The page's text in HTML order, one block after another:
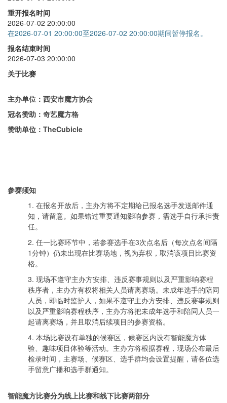
斜转
SQ1
智能魔方
+ 0
重开报名时间
2026-07-02 20:00:00
在2026-07-01 20:00:00至2026-07-02 20:00:00期间暂停报名。
报名结束时间
2026-07-03 20:00:00
关于比赛
主办单位：西安市魔方协会
冠名赞助：奇艺魔方格
赞助单位：TheCubicle
参赛须知
1. 在报名开放后，主办方将不定期给已报名选手发送邮件通
知，请留意。如果错过重要通知影响参赛，需选手自行承担责
任。
2. 任一比赛环节中，若参赛选手在3次点名后（每次点名间隔
1分钟）仍未出现在比赛场地，视为弃权，取消该项目比赛资
格。
3. 现场不遵守主办方安排、违反赛事规则以及严重影响赛程
秩序者，主办方有权将相关人员请离赛场。未成年选手的陪同
人员，即临时监护人，如果不遵守主办方安排、违反赛事规则
以及严重影响赛程秩序，主办方将把未成年选手和陪同人员一
起请离赛场，并且取消后续项目的参赛资格。
4. 本场比赛设有单独的候赛区， 候赛区内设有智能魔方体
验、趣味项目体验等活动。主办方将根据赛程，现场公布最后
检录时间，主赛场、 候赛区 、选手群均会设置提醒，请各位选
手留意广播和选手群通知。
智能魔方比赛分为线上比赛和线下比赛两部分